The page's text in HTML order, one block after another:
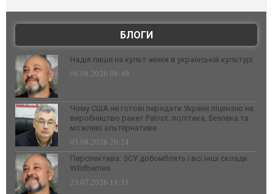
БЛОГИ
Надія лише на культ жінки в українській культурі
06.08.2026 08:49
Чому США не готові передати Україні ліцензію на
виробництво ракет Patriot: політика, безпека та
можливі альтернативи
03.08.2026 20:24
Перспектива: ЗСУ добомблять і всі інші склади
Wildberries
23.07.2026 11:31